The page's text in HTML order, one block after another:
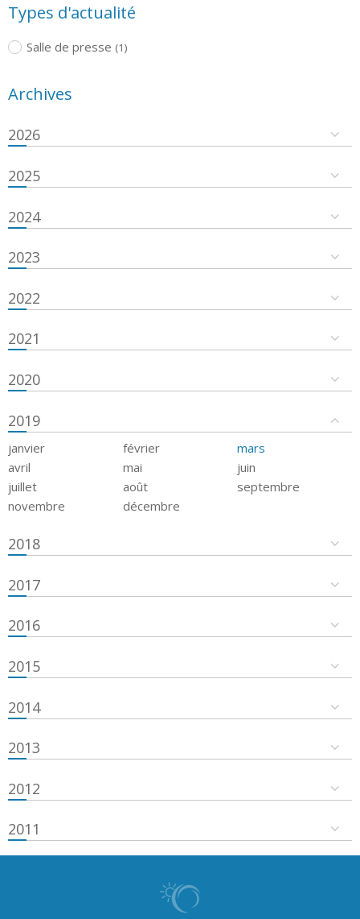
Types d'actualité
Salle de presse (1)
Archives
2026
2025
2024
2023
2022
2021
2020
2019
janvier février
mars
avril
mai
juin
juillet
août
septembre
novembre
décembre
2018
2017
2016
2015
2014
2013
2012
2011